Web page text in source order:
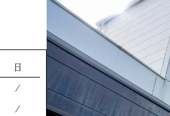
日
/
/